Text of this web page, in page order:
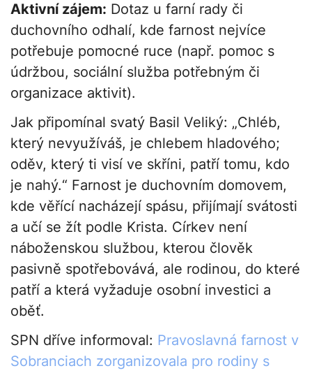
Aktivní zájem: Dotaz u farní rady či
duchovního odhalí, kde farnost nejvíce
potřebuje pomocné ruce (např. pomoc s
údržbou, sociální služba potřebným či
organizace aktivit).
Jak připomínal svatý Basil Veliký: „Chléb,
který nevyužíváš, je chlebem hladového;
oděv, který ti visí ve skříni, patří tomu, kdo
je nahý.“ Farnost je duchovním domovem,
kde věřící nacházejí spásu, přijímají svátosti
a učí se žít podle Krista. Církev není
náboženskou službou, kterou člověk
pasivně spotřebovává, ale rodinou, do které
patří a která vyžaduje osobní investici a
oběť.
SPN dříve informoval: Pravoslavná farnost v
Sobranciach zorganizovala pro rodiny s